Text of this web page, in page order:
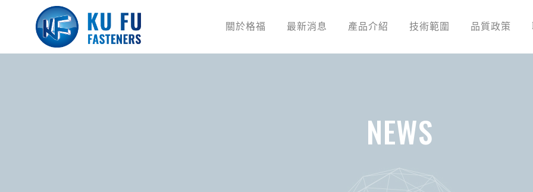
關於格福 最新消息 產品介紹 技術範圍 品質政策
NEWS